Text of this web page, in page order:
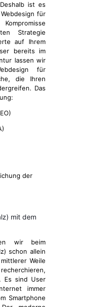
ist es
für
Strategie
auf Ihrem
bereits im
lassen wir
für
die Ihren
Das
der
mit dem
wir beim
schon allein
Weile
Es sind User
immer
Smartphone